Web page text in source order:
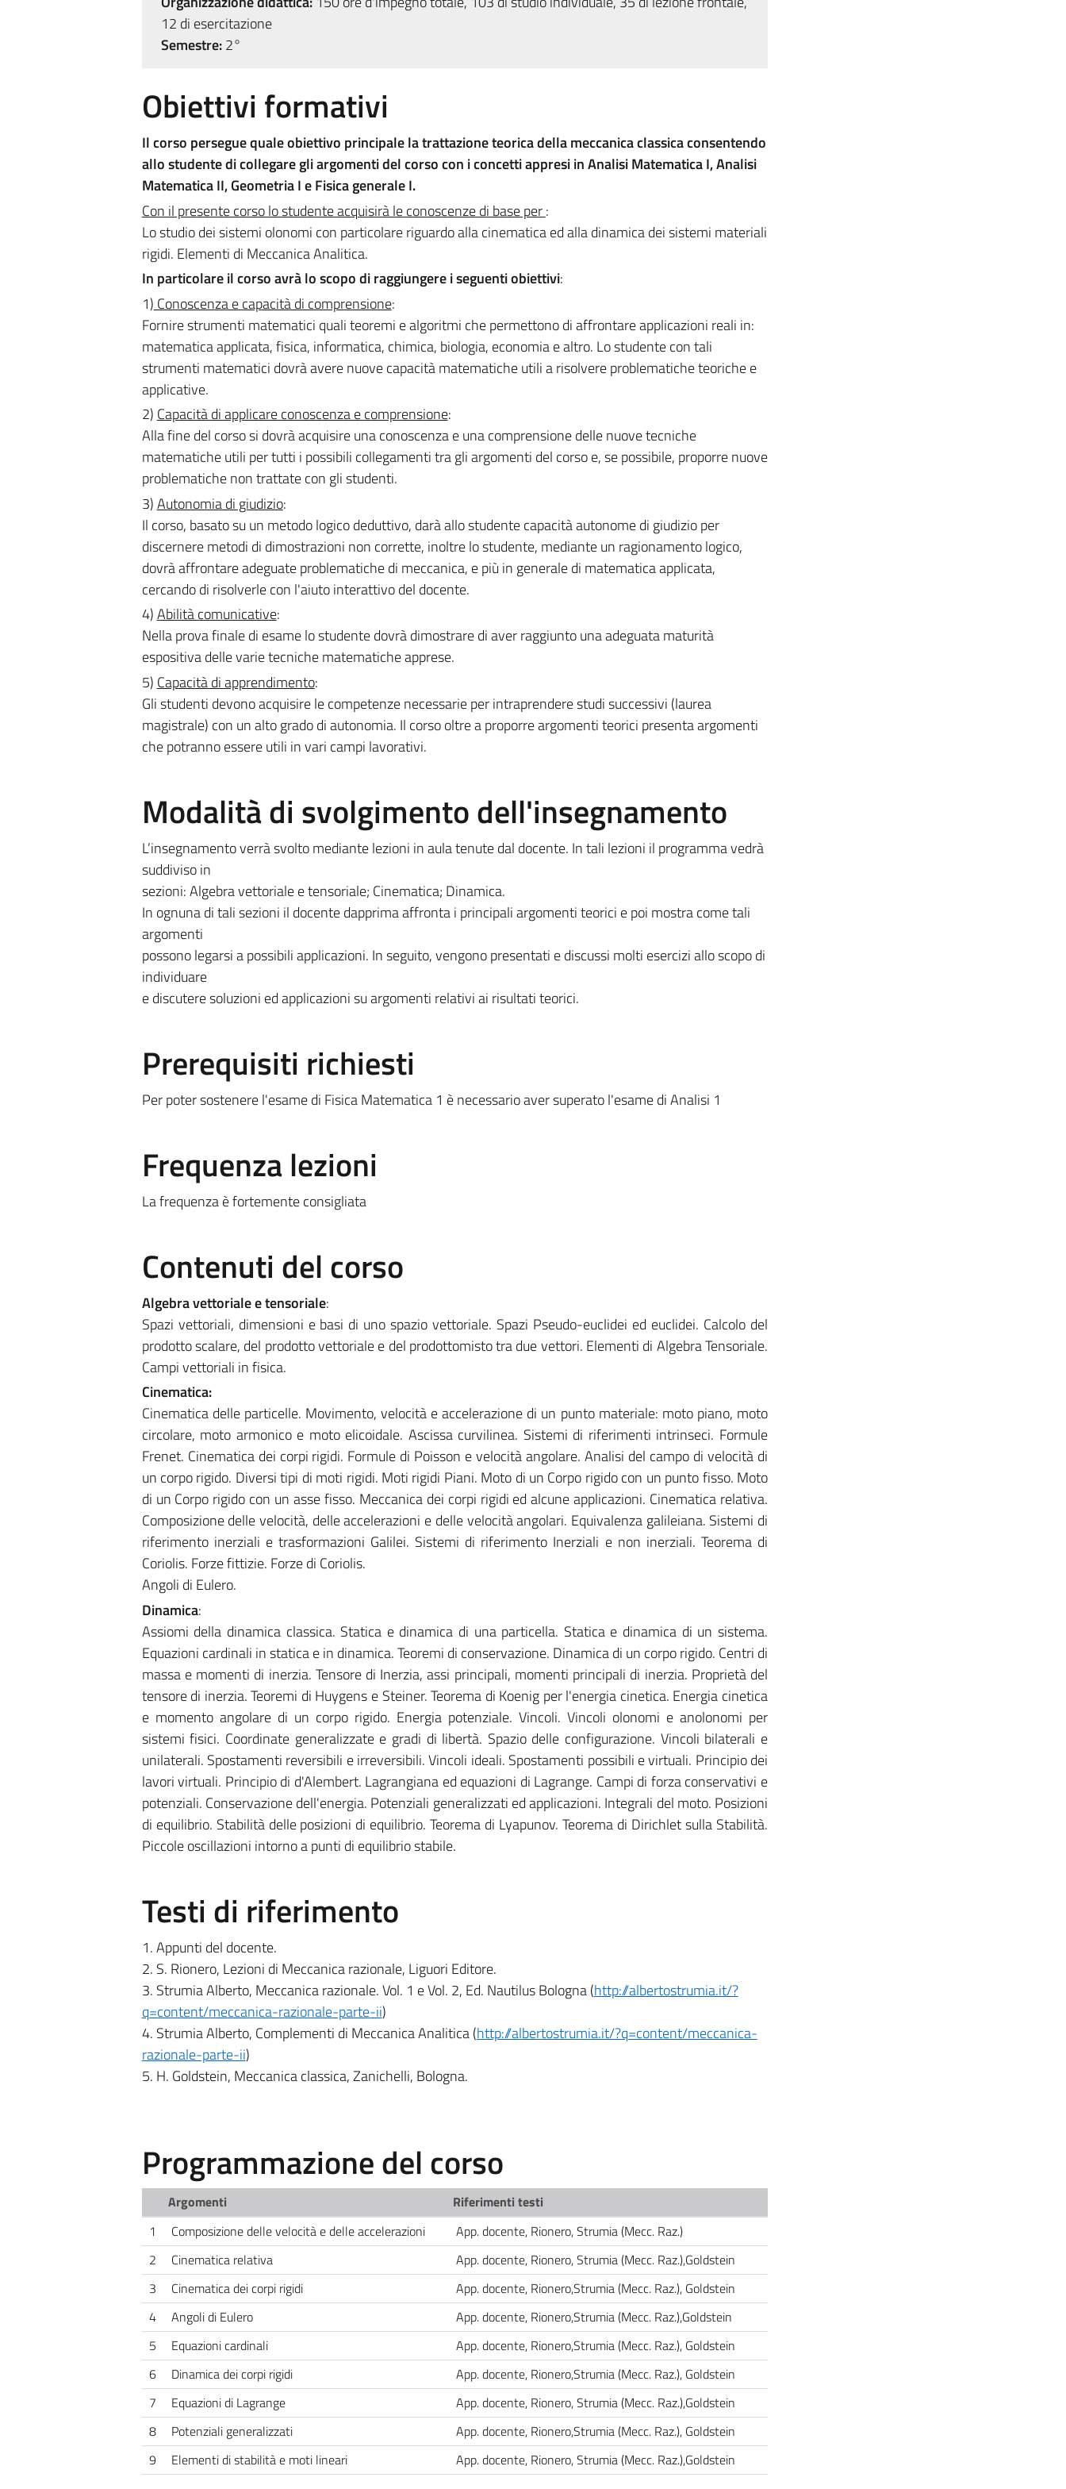
12 di esercitazione
Semestre:2°
Obiettivi formativi
Il corso persegue quale obiettivo principale la trattazione teorica della meccanica classica consentendo
allo studente di collegare gli argomenti del corso con i concetti appresi in Analisi Matematica I, Analisi
Matematica II, Geometria I e Fisica generale I.
Con il presente corso lo studente acquisirà le conoscenze di base per:
Lo studio dei sistemi olonomi con particolare riguardo alla cinematica ed alla dinamica dei sistemi materiali
rigidi. Elementi di Meccanica Analitica.
In particolare il corso avrà lo scopo di raggiungere i seguenti obiettivi:
1) Conoscenza e capacità di comprensione:
Fornire strumenti matematici quali teoremi e algoritmi che permettono di affrontare applicazioni reali in:
matematica applicata, fisica, informatica, chimica, biologia, economia e altro. Lo studente con tali
strumenti matematici dovrà avere nuove capacità matematiche utili a risolvere problematiche teoriche e
applicative.
2) Capacità di applicare conoscenza e comprensione:
Alla fine del corso si dovrà acquisire una conoscenza e una comprensione delle nuove tecniche
matematiche utili per tutti i possibili collegamenti tra gli argomenti del corso e, se possibile, proporre nuove
problematiche non trattate con gli studenti.
3)Autonomia di giudizio:
Il corso, basato su un metodo logico deduttivo, darà allo studente capacità autonome di giudizio per
discernere metodi di dimostrazioni non corrette, inoltre lo studente, mediante un ragionamento logico,
dovrà affrontare adeguate problematiche di meccanica, e più in generale di matematica applicata,
cercando di risolverle con l'aiuto interattivo del docente.
4)Abilità comunicative:
Nella prova finale di esame lo studente dovrà dimostrare di aver raggiunto una adeguata maturità
espositiva delle varie tecniche matematiche apprese.
5) Capacità di apprendimento:
Gli studenti devono acquisire le competenze necessarie per intraprendere studi successivi (laurea
magistrale) con un alto grado di autonomia. Il corso oltre a proporre argomenti teorici presenta argomenti
che potranno essere utili in vari campi lavorativi.
Modalità di svolgimento dell'insegnamento
L’insegnamento verrà svolto mediante lezioni in aula tenute dal docente. In tali lezioni il programma vedrà
suddiviso in
sezioni: Algebra vettoriale e tensoriale; Cinematica; Dinamica.
In ognuna di tali sezioni il docente dapprima affronta i principali argomenti teorici e poi mostra come tali
argomenti
possono legarsi a possibili applicazioni. In seguito, vengono presentati e discussi molti esercizi allo scopo di
individuare
e discutere soluzioni ed applicazioni su argomenti relativi ai risultati teorici.
Prerequisiti richiesti
Per poter sostenere l'esame di Fisica Matematica 1 è necessario aver superato l'esame di Analisi 1
Frequenza lezioni
La frequenza è fortemente consigliata
Contenuti del corso
Algebra vettoriale e tensoriale:
Spazi vettoriali, dimensioni e basi di uno spazio vettoriale. Spazi Pseudo-euclidei ed euclidei. Calcolo del
prodotto scalare, del prodotto vettoriale e del prodottomisto tra due vettori. Elementi di Algebra Tensoriale.
Campi vettoriali in fisica.
Cinematica:
Cinematica delle particelle. Movimento, velocità e accelerazione di un punto materiale: moto piano, moto
circolare, moto armonico e moto elicoidale. Ascissa curvilinea. Sistemi di riferimenti intrinseci. Formule
Frenet. Cinematica dei corpi rigidi. Formule di Poisson e velocità angolare. Analisi del campo di velocità di
un corpo rigido. Diversi tipi di moti rigidi. Moti rigidi Piani. Moto di un Corpo rigido con un punto fisso. Moto
di un Corpo rigido con un asse fisso. Meccanica dei corpi rigidi ed alcune applicazioni. Cinematica relativa.
Composizione delle velocità, delle accelerazioni e delle velocità angolari. Equivalenza galileiana. Sistemi di
riferimento inerziali e trasformazioni Galilei. Sistemi di riferimento Inerziali e non inerziali. Teorema di
Coriolis. Forze fittizie. Forze di Coriolis.
Angoli di Eulero.
Dinamica:
Assiomi della dinamica classica. Statica e dinamica di una particella. Statica e dinamica di un sistema.
Equazioni cardinali in statica e in dinamica. Teoremi di conservazione. Dinamica di un corpo rigido. Centri di
massa e momenti di inerzia. Tensore di Inerzia, assi principali, momenti principali di inerzia. Proprietà del
tensore di inerzia. Teoremi di Huygens e Steiner. Teorema di Koenig per l'energia cinetica. Energia cinetica
e momento angolare di un corpo rigido. Energia potenziale. Vincoli. Vincoli olonomi e anolonomi per
sistemi fisici. Coordinate generalizzate e gradi di libertà. Spazio delle configurazione. Vincoli bilaterali e
unilaterali. Spostamenti reversibili e irreversibili. Vincoli ideali. Spostamenti possibili e virtuali. Principio dei
lavori virtuali. Principio di d'Alembert. Lagrangiana ed equazioni di Lagrange. Campi di forza conservativi e
potenziali. Conservazione dell'energia. Potenziali generalizzati ed applicazioni. Integrali del moto. Posizioni
di equilibrio. Stabilità delle posizioni di equilibrio. Teorema di Lyapunov. Teorema di Dirichlet sulla Stabilità.
Piccole oscillazioni intorno a punti di equilibrio stabile.
Testi di riferimento
1. Appunti del docente.
2. S. Rionero, Lezioni di Meccanica razionale, Liguori Editore.
3. Strumia Alberto, Meccanica razionale. Vol. 1 e Vol. 2, Ed. Nautilus Bologna (http://albertostrumia.it/?
q=content/meccanica-razionale-parte-ii)
4. Strumia Alberto, Complementi di Meccanica Analitica (http://albertostrumia.it/?q=content/meccanica-
razionale-parte-ii)
5. H. Goldstein, Meccanica classica, Zanichelli, Bologna.
Programmazione del corso
Argomenti
Riferimenti testi
1
Composizione delle velocità e delle accelerazioni
App. docente, Rionero, Strumia (Mecc. Raz.)
2
Cinematica relativa
App. docente, Rionero, Strumia (Mecc. Raz.),Goldstein
3
Cinematica dei corpi rigidi
App. docente, Rionero,Strumia (Mecc. Raz.), Goldstein
4
Angoli di Eulero
App. docente, Rionero,Strumia (Mecc. Raz.),Goldstein
5
Equazioni cardinali
App. docente, Rionero,Strumia (Mecc. Raz.), Goldstein
6
Dinamica dei corpi rigidi
App. docente, Rionero,Strumia (Mecc. Raz.), Goldstein
7
Equazioni di Lagrange
App. docente, Rionero, Strumia (Mecc. Raz.),Goldstein
8
Potenziali generalizzati
App. docente, Rionero,Strumia (Mecc. Raz.), Goldstein
9
Elementi di stabilità e moti lineari App. docente, Rionero, Strumia (Mecc. Raz.),Goldstein